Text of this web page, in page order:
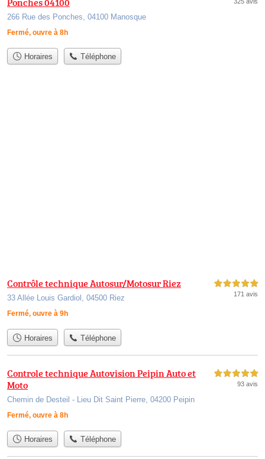
266 Rue des Ponches, 04100 Manosque
Fermé, ouvre à 8h
Horaires Téléphone
Contrôle technique Autosur/Motosur Riez
33 Allée Louis Gardiol, 04500 Riez
Fermé, ouvre à 9h
5,0 étoiles sur 5
171 avis
Horaires Téléphone
Controle technique Autovision Peipin Auto et
Moto
Chemin de Desteil - Lieu Dit Saint Pierre, 04200 Peipin
Fermé, ouvre à 8h
5,0 étoiles sur 5
93 avis
Horaires Téléphone